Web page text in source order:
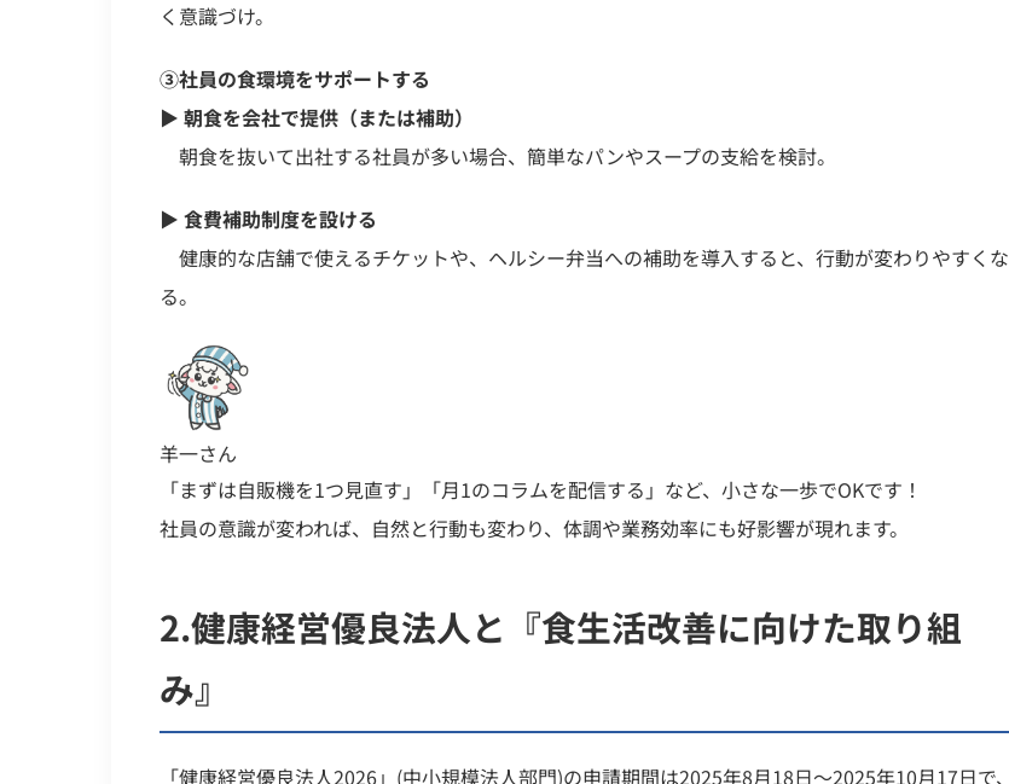
く意識づけ。
③社員の食環境をサポートする
▶︎ 朝食を会社で提供（または補助）
朝食を抜いて出社する社員が多い場合、簡単なパンやスープの支給を検討。
▶︎ 食費補助制度を設ける
健康的な店舗で使えるチケットや、ヘルシー弁当への補助を導入すると、行動が変わりやすくな
る。
羊一さん
「まずは自販機を1つ見直す」「月1のコラムを配信する」など、小さな一歩でOKです！
社員の意識が変われば、自然と行動も変わり、体調や業務効率にも好影響が現れます。
2.健康経営優良法人と『食生活改善に向けた取り組
み』
「健康経営優良法人2026」(中小規模法人部門)の申請期間は2025年8月18日〜2025年10月17日で、